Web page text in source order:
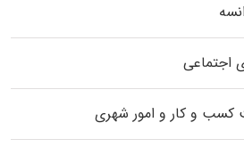
اجتماعی
کسب و کار و امور شهری